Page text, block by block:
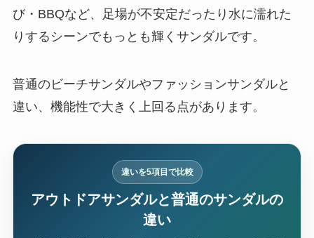
び・BBQなど、足場が不安定だったり水に濡れた
りするシーンでもっとも輝くサンダルです。
普通のビーチサンダルやファッションサンダルと
違い、機能性で大きく上回る点があります。
違いを5項目で比較
アウトドアサンダルと普通のサンダルの
違い